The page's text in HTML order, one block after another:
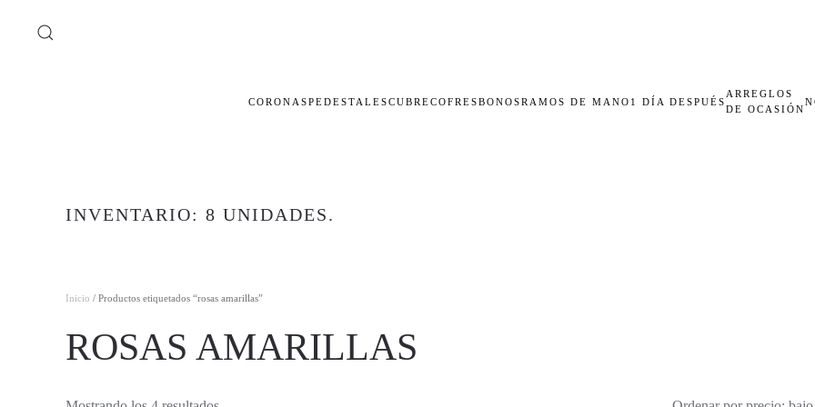
Ir al contenido principal
CORONASPEDESTALESCUBRECOFRESBONOSRAMOS DE MANO 1 DÍA DESPUÉS
ARREGLOS
DE OCASIÓN
INVENTARIO: 8 UNIDADES.
Inicio / Productos etiquetados “rosas amarillas”
ROSAS AMARILLAS